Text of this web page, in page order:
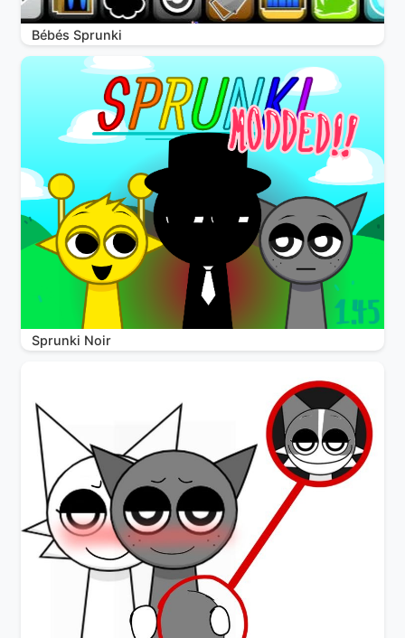
Bébés Sprunki
Sprunki Noir